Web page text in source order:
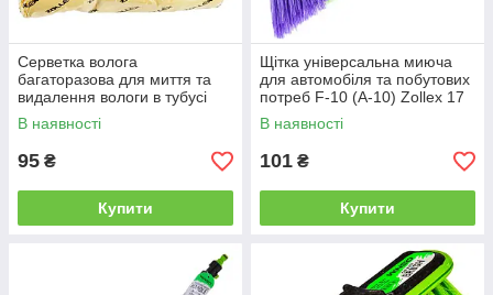
Серветка волога
багаторазова для миття та
видалення вологи в тубусі
мала 31 x 41 см Zollex ZTF-
009 від Latinta
В наявності
95 ₴
Купити
Щітка універсальна миюча
для автомобіля та побутових
потреб F-10 (A-10) Zollex 17
x 5 см від Latinta
В наявності
101 ₴
Купити